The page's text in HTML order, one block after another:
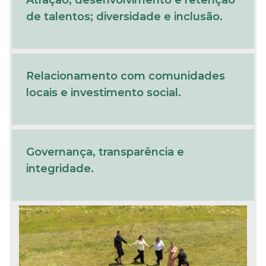
de talentos; diversidade e inclusão.
Relacionamento com comunidades
locais e investimento social.
Governança, transparência e
integridade.